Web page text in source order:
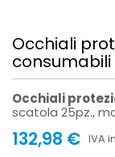
Occhiali
consumabili
Occhiali
scatola 25pz.,
132,98 € IVA